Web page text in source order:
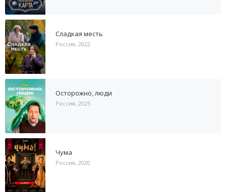
Сладкая месть
Россия, 2022
Осторожно, люди
Россия, 2025
Чума
Россия, 2020